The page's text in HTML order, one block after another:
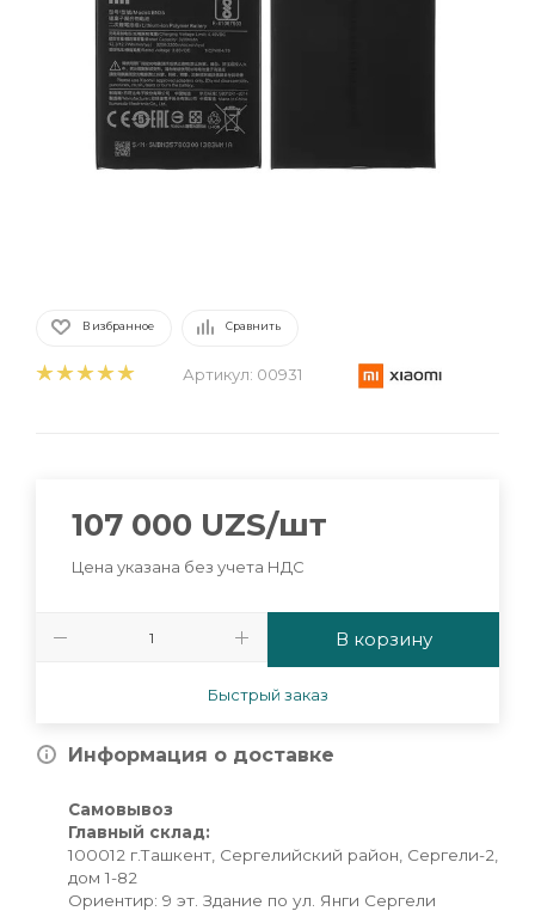
В избранное Сравнить
Артикул: 00931
107 000 UZS/шт
Цена указана без учета НДС
В корзину
Быстрый заказ
Информация о доставке
Самовывоз
Главный склад:
100012 г.Ташкент, Сергелийский район, Сергели-2,
дом 1-82
Ориентир: 9 эт. Здание по ул. Янги Сергели